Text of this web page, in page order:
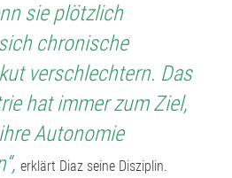
sie plötzlich
chronische
verschlechtern. Das
hat immer zum Ziel,
Autonomie
erklärt Diaz seine Disziplin.